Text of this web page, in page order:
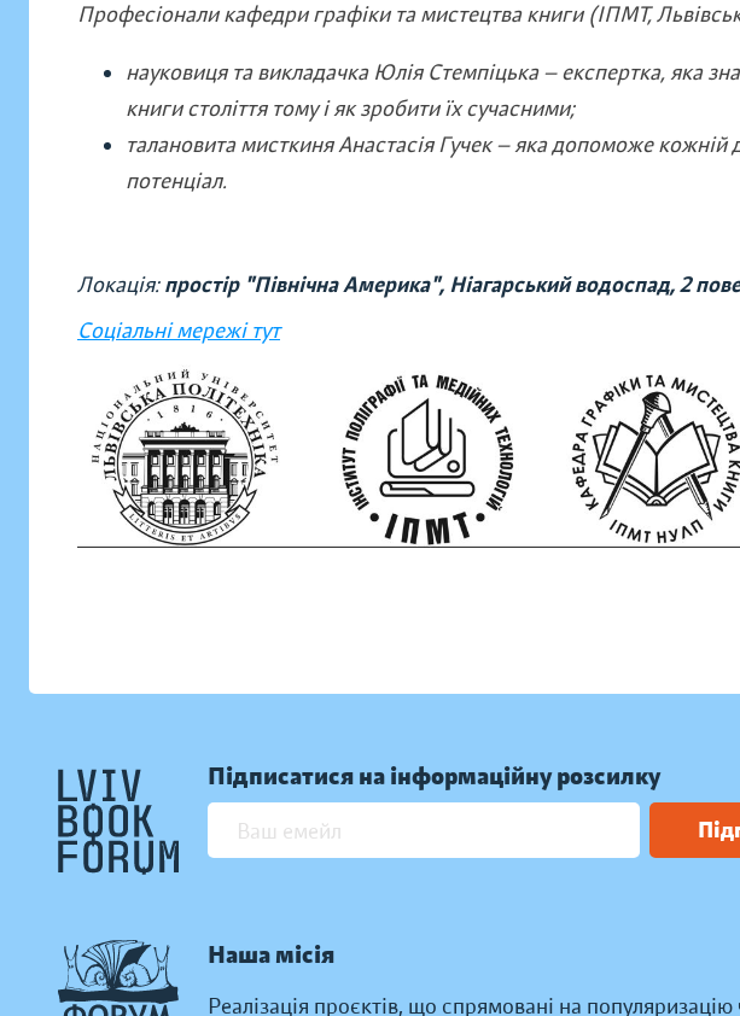
Професіонали кафедри графіки та мистецтва книги (ІПМТ,
науковиця та викладачка Юлія Стемпіцька — експертка, яка
книги століття тому і як зробити їх сучасними;
талановита мисткиня Анастасія Гучек — яка допоможе кожній
потенціал.
Локація:простір "Північна Америка", Ніагарський водоспад, 2
Соціальні мережі тут
Підписатися на інформаційну розсилку
Наша місія
Реалізація проєктів, що спрямовані на